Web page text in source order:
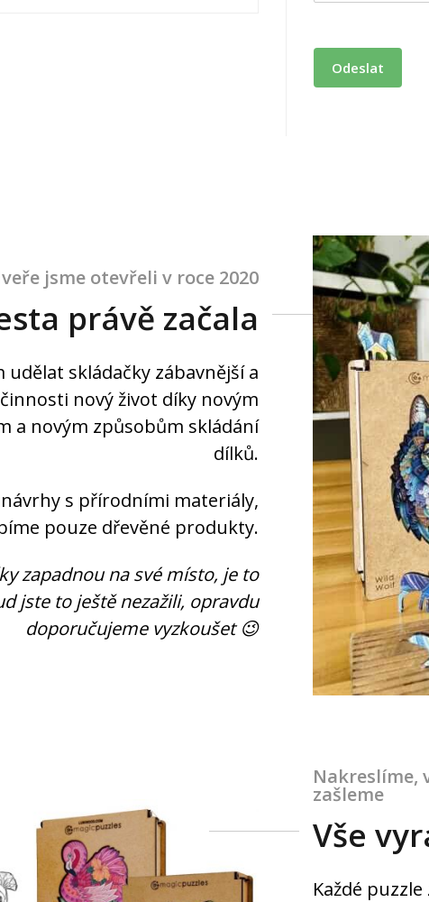
Odeslat
jsme otevřeli v roce 2020
právě začala
udělat skládačky zábavnější a
nový život díky novým
a novým způsobům skládání
dílků.
s přírodními materiály,
pouze dřevěné produkty.
zapadnou na své místo, je to
jste to ještě nezažili, opravdu
doporučujeme vyzkoušet 😉
Nakreslíme,
zašleme
Vše
Každé
Zadejte svůj e-mail a získejte slevový
58
Souhlasím se připojením k mailing listu